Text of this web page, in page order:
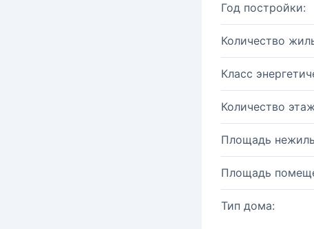
Год постройки:
Количество
Класс
Количество
Площадь
Площадь
Тип дома: